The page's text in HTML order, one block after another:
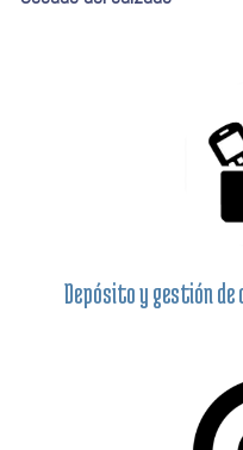
Depósito y gestión